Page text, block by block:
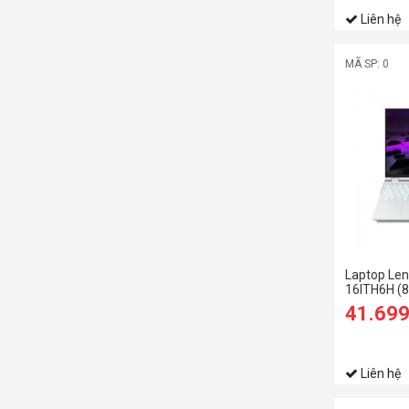
Liên hệ
MÃ SP: 0
Laptop
16ITH6H
11800H/
SSD/16
Liên hệ